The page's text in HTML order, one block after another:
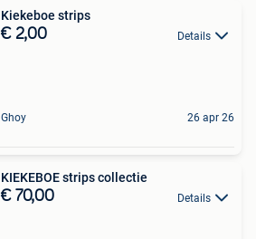
Kiekeboe strips
€ 2,00 Details
Ghoy 26 apr 26
KIEKEBOE strips collectie
€ 70,00 Details